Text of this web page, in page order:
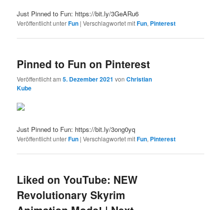
Just Pinned to Fun: https://bit.ly/3GeARu6
Veröffentlicht unterFun |Verschlagwortet mitFun, Pinterest
Pinned to Fun on Pinterest
Veröffentlicht am5. Dezember 2021 vonChristian
Kube
Just Pinned to Fun: https://bit.ly/3ong0yq
Veröffentlicht unterFun |Verschlagwortet mitFun, Pinterest
Liked on YouTube: NEW
Revolutionary Skyrim